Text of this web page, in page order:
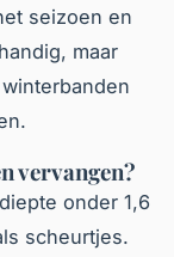
seizoen en
maar
vervangen?
onder 1,6
scheurtjes.